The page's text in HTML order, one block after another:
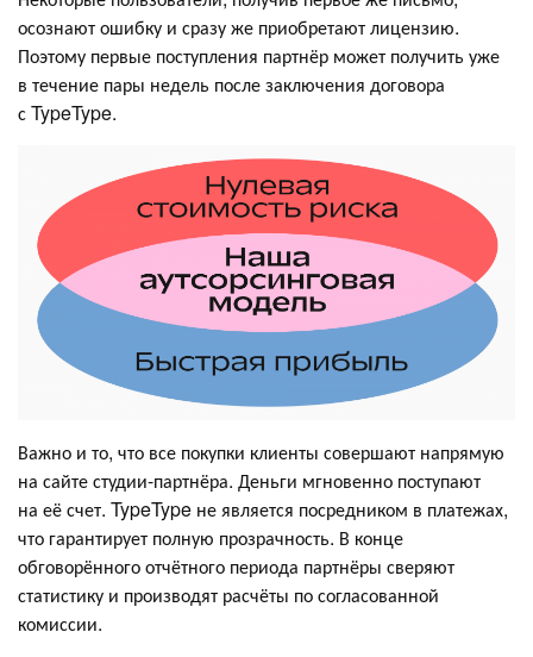
осознают ошибку и сразу же приобретают лицензию.
Поэтому первые поступления партнёр может получить уже
в течение пары недель после заключения договора
с TypeType.
Важно и то, что все покупки клиенты совершают напрямую
на сайте студии-партнёра. Деньги мгновенно поступают
на её счет. TypeType не является посредником в платежах,
что гарантирует полную прозрачность. В конце
обговорённого отчётного периода партнёры сверяют
статистику и производят расчёты по согласованной
комиссии.